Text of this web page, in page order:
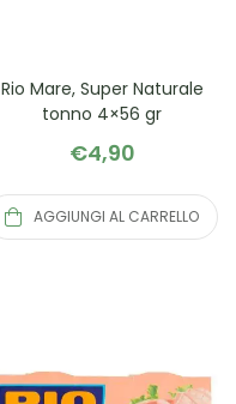
Rio Mare, Super Naturale
tonno 4×56 gr
€4,90
AGGIUNGI AL CARRELLO